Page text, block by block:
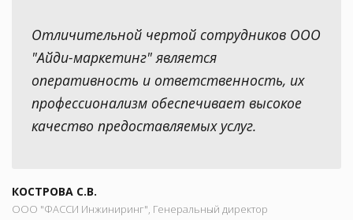
Отличительной чертой сотрудников ООО
"Айди-маркетинг" является
оперативность и ответственность, их
профессионализм обеспечивает высокое
качество предоставляемых услуг.
КОСТРОВА С.В.
ООО "ФАССИ Инжиниринг", Генеральный директор